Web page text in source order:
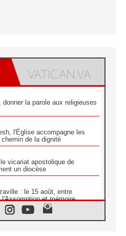
donner la parole aux religieuses
l'Église accompagne les
de la dignité
vicariat apostolique de
un diocèse
: le 15 août, entre
l'Assomption et mémoire